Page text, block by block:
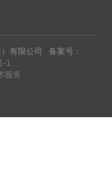
有限公司 备案号：
-1
服务